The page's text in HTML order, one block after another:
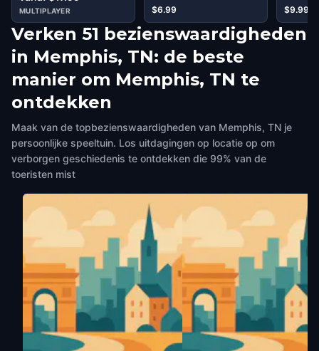
MULTIPLAYER $6.99 $9.99
Verken 51 bezienswaardigheden
in Memphis, TN: de beste
manier om Memphis, TN te
ontdekken
Maak van de topbezienswaardigheden van Memphis, TN je
persoonlijke speeltuin. Los uitdagingen op locatie op om
verborgen geschiedenis te ontdekken die 99% van de
toeristen mist